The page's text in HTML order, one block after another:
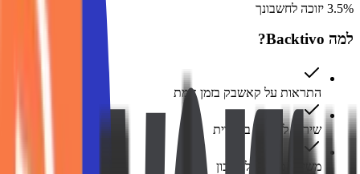
3.5% יזוכה לחשבונך
למה Backtivo?
התראות על קאשבק בזמן אמת
שירות לקוחות בעברית
משיכה מהירה לחשבון